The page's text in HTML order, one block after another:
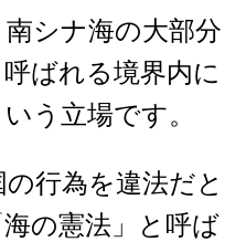
シナ海の大部分
ばれる境界内に
う立場です。
行為を違法だと
の憲法」と呼ば